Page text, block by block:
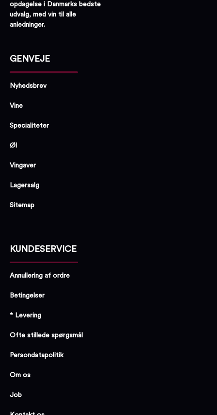
opdagelse i Danmarks bedste
udvalg, med vin til alle
anledninger.
GENVEJE
Nyhedsbrev
Vine
Specialiteter
Øl
Vingaver
Lagersalg
Sitemap
KUNDESERVICE
Annullering af ordre
Betingelser
* Levering
Ofte stillede spørgsmål
Persondatapolitik
Om os
Job